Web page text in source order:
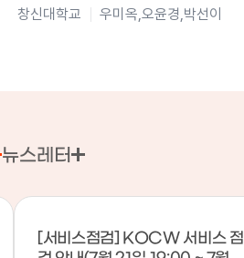
창신대학교 우미옥,오윤경,박선이
뉴스레터
[서비스점검] KOCW 서비스 점